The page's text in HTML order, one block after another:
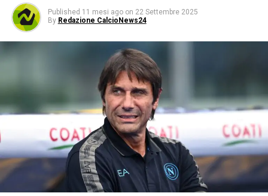
Published 11 mesi ago on 22 Settembre 2025
By Redazione CalcioNews24